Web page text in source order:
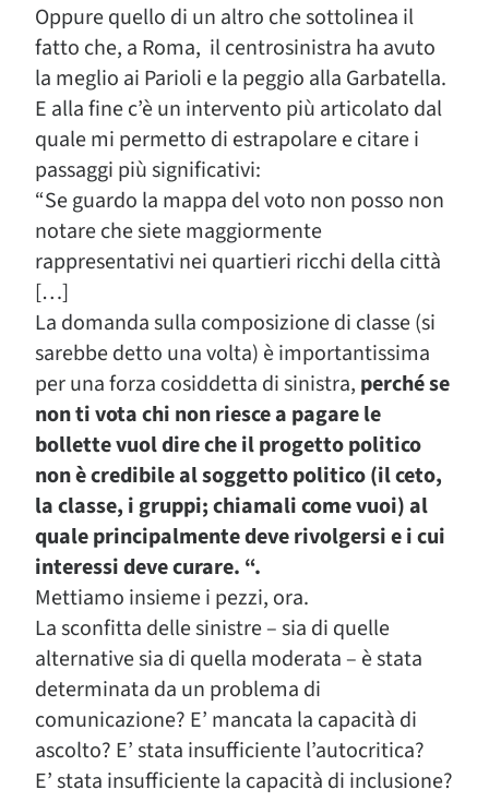
Oppure quello di un altro che sottolinea il
fatto che, a Roma, il centrosinistra ha avuto
la meglio ai Parioli e la peggio alla Garbatella.
E alla fine c’è un intervento più articolato dal
quale mi permetto di estrapolare e citare i
passaggi più significativi:
“Se guardo la mappa del voto non posso non
notare che siete maggiormente
rappresentativi nei quartieri ricchi della città
[…]
La domanda sulla composizione di classe (si
sarebbe detto una volta) è importantissima
per una forza cosiddetta di sinistra, perché se
non ti vota chi non riesce a pagare le
bollette vuol dire che il progetto politico
non è credibile al soggetto politico (il ceto,
la classe, i gruppi; chiamali come vuoi) al
quale principalmente deve rivolgersi e i cui
interessi deve curare. “.
Mettiamo insieme i pezzi, ora.
La sconfitta delle sinistre – sia di quelle
alternative sia di quella moderata – è stata
determinata da un problema di
comunicazione? E’ mancata la capacità di
ascolto? E’ stata insufficiente l’autocritica?
E’ stata insufficiente la capacità di inclusione?